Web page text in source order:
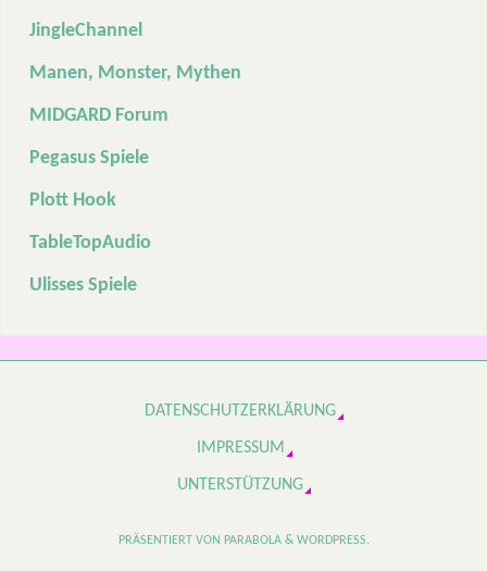
JingleChannel
Manen, Monster, Mythen
MIDGARD Forum
Pegasus Spiele
Plott Hook
TableTopAudio
Ulisses Spiele
DATENSCHUTZERKLÄRUNG
IMPRESSUM
UNTERSTÜTZUNG
PRÄSENTIERT VON PARABOLA& WORDPRESS.